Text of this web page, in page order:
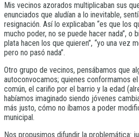
Mis vecinos azorados multiplicaban sus
enunciados que aludían a lo inevitable,
resignación. Así lo explicaban “es que los
mucho poder, no se puede hacer nada”, o
plata hacen los que quieren”, “yo una vez
pero no pasó nada”.
Otro grupo de vecinos, pensábamos que
autoconvocamos; quienes conformamos
común, el cariño por el barrio y la edad
habíamos imaginado siendo jóvenes
más justo, cómo no íbamos a poder
municipal.
Nos propusimos difundir la problemática: